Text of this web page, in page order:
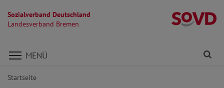
Sozialverband Deutschland
Landesverband Bremen
Direkt zu den Inhalten springen
MENÜ
Startseite